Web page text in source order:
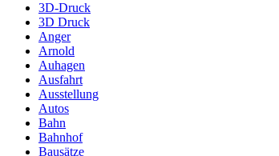
3D-Druck
3D Druck
Anger
Arnold
Auhagen
Ausfahrt
Ausstellung
Autos
Bahn
Bahnhof
Bausätze